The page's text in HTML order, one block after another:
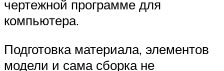
чертежной программе для
компьютера.
Подготовка материала, элементов
модели и сама сборка не